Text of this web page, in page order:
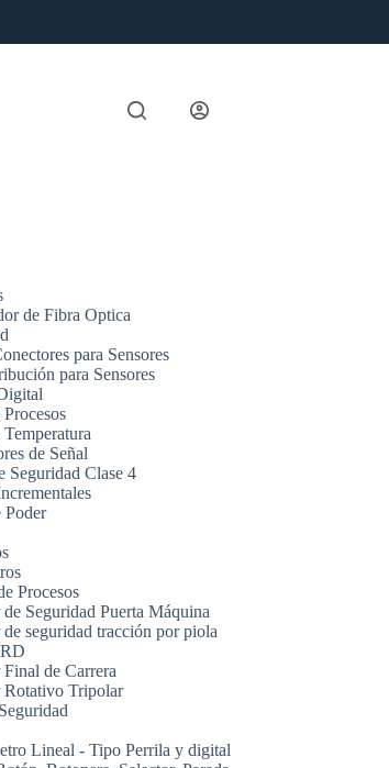
de Fibra Optica
para Sensores
para Sensores
de Señal
Seguridad Clase 4
Poder
Procesos
Seguridad Puerta Máquina
seguridad tracción por piola
de Carrera
Rotativo Tripolar
Lineal - Tipo Perrila y digital